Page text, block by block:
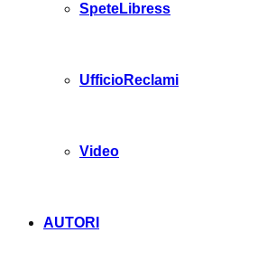
SpeteLibress
UfficioReclami
Video
AUTORI